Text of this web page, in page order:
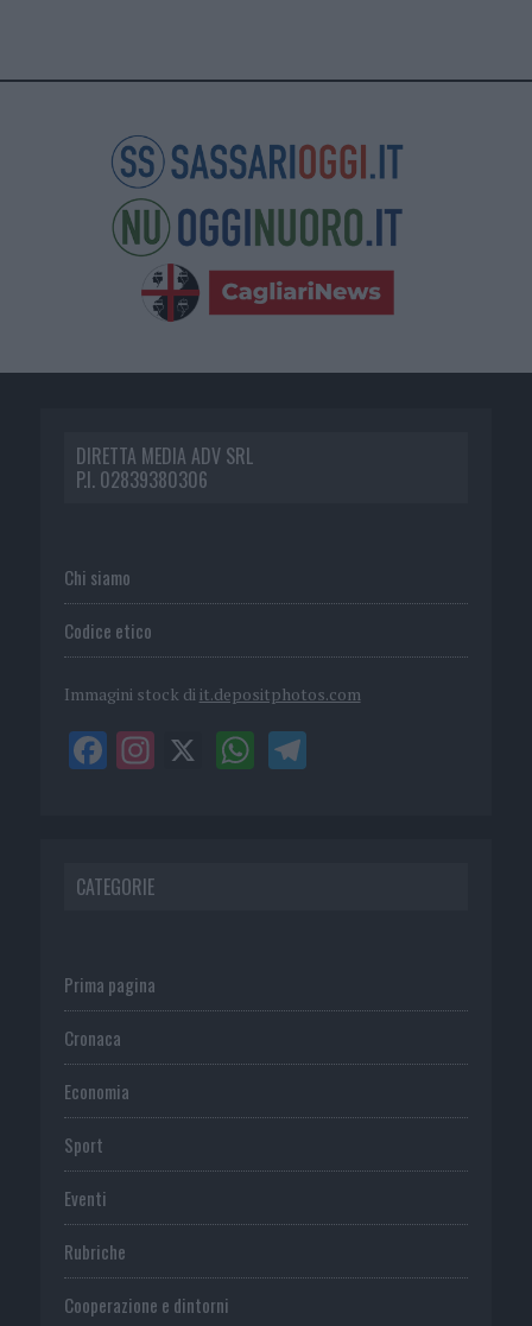
DIRETTA MEDIA ADV SRL
P.I. 02839380306
Chi siamo
Codice etico
Immagini stock di it.depositphotos.com
CATEGORIE
Prima pagina
Cronaca
Economia
Sport
Eventi
Rubriche
Cooperazione e dintorni